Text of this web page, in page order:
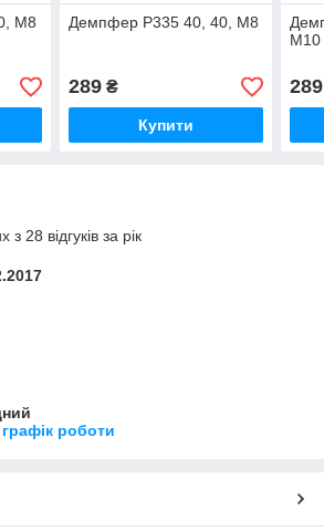
M8 Демпфер P335 40, 40, M8
289₴
Купити
M10
289
28 відгуків за рік
роботи